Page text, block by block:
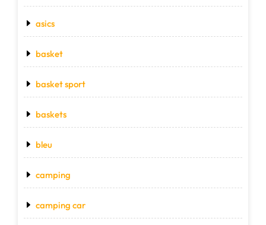
asics
basket
basket sport
baskets
bleu
camping
camping car